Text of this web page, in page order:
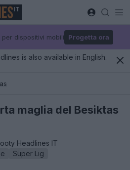
IT
dispositivi mobili Progetta ora
is also available in English.
maglia del Besiktas
Headlines IT
Süper Lig